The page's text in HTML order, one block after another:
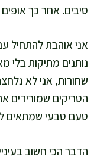
סיבים. אחר כך
אני אוהבת להתחיל
נותנים מתיקות בלי
שחורות, אני לא
הטריקים שמורידים
טעם טבעי שמתאים
הדבר הכי חשוב